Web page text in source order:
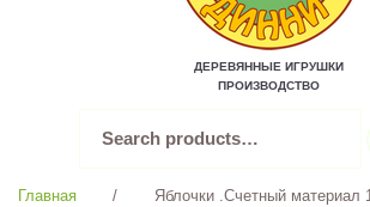
ДЕРЕВЯННЫЕ ИГРУШКИ
ПРОИЗВОДСТВО
for:
Главная / Яблочки .Счетный материал